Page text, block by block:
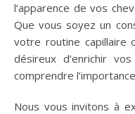
l’apparence de vos
Que vous soyez un
votre routine capillaire
désireux d’enrichir
comprendre
Nous vous invitons à